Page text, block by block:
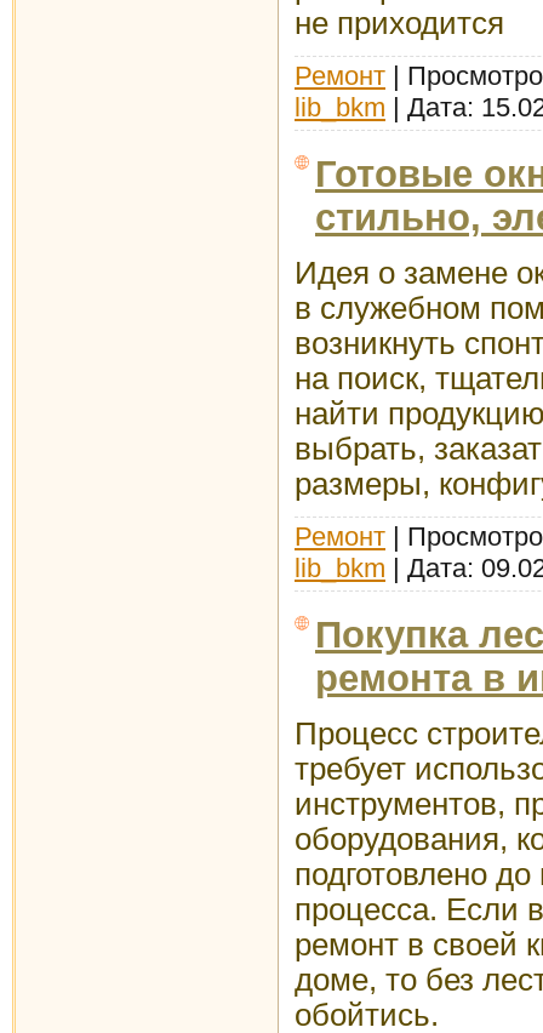
не приходится
Ремонт |
lib_bkm | Дата:
Готовые
стильно,
Идея о замене
в служебном
возникнуть
на поиск,
найти
выбрать,
размеры,
Ремонт |
lib_bkm | Дата:
Покупка
ремонта в
Процесс
требует
инструментов,
оборудования,
подготовлено
процесса. Если
ремонт в своей
доме, то без
обойтись.